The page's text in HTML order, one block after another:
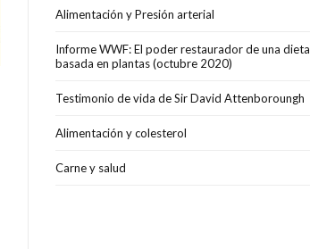
Alimentación y Presión arterial
Informe WWF: El poder restaurador de una dieta
basada en plantas (octubre 2020)
Testimonio de vida de Sir David Attenboroungh
Alimentación y colesterol
Carne y salud